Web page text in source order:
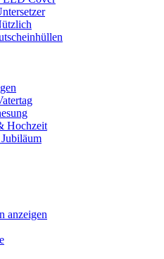
Hochzeit
anzeigen